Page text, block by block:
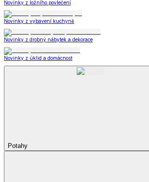
Novinky z ložního povlečení
Novinky z vybavení kuchyně
Novinky z drobný nábytek a dekorace
Novinky z úklid a domácnost
Potahy